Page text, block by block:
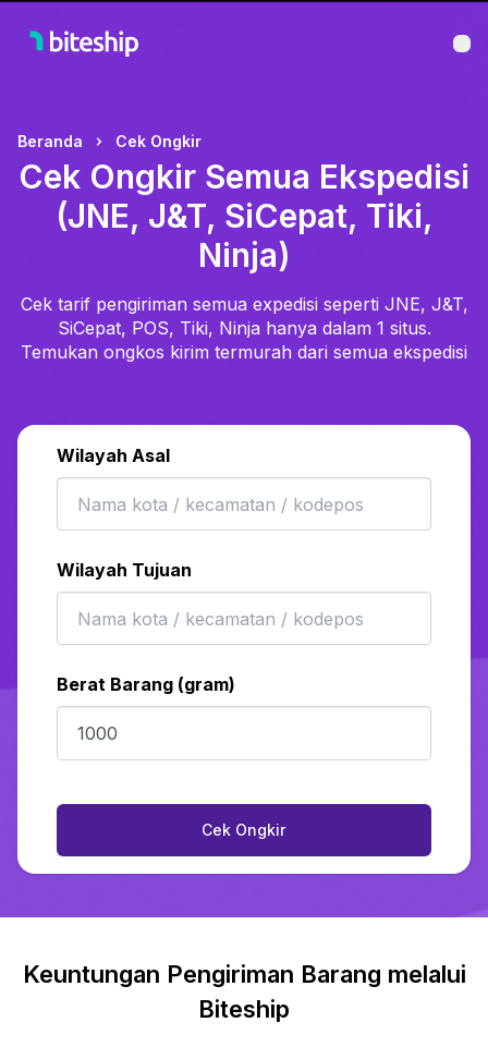
Beranda Cek Ongkir
Cek Ongkir Semua Ekspedisi
(JNE, J&T, SiCepat, Tiki,
Ninja)
Cek tarif pengiriman semua expedisi seperti JNE, J&T,
SiCepat, POS, Tiki, Ninja hanya dalam 1 situs.
Temukan ongkos kirim termurah dari semua ekspedisi
Wilayah Asal
Wilayah Tujuan
Berat Barang (gram)
Cek Ongkir
Keuntungan Pengiriman Barang melalui
Biteship